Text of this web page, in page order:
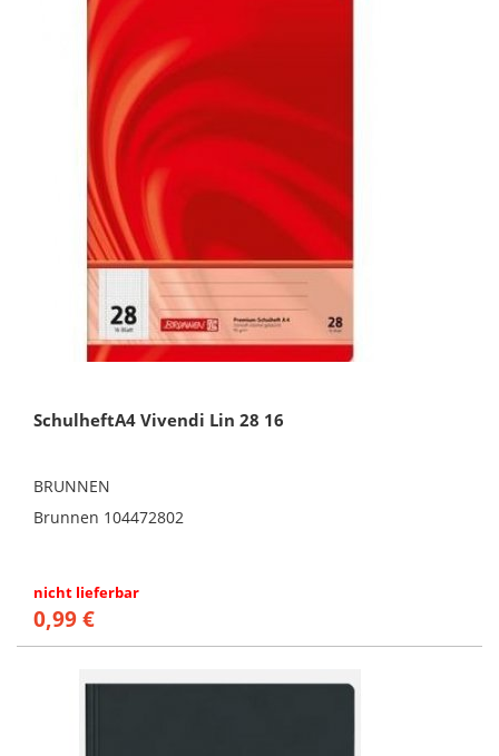
SchulheftA4 Vivendi Lin 28 16
BRUNNEN
Brunnen 104472802
nicht lieferbar
0,99 €